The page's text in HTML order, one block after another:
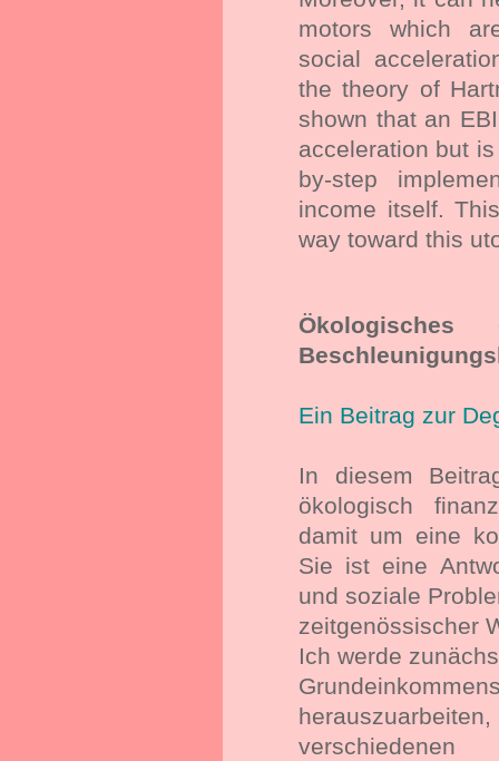
motors which
social
the theory of
shown that an
acceleration but
by-step
income itself.
way toward this
Ein Beitrag zur
In diesem
ökologisch
damit um eine
Sie ist eine
und soziale
zeitgenössischer
Ich werde